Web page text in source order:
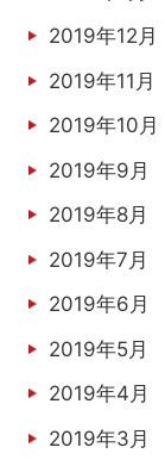
2019年12月
2019年11月
2019年10月
2019年9月
2019年8月
2019年7月
2019年6月
2019年5月
2019年4月
2019年3月